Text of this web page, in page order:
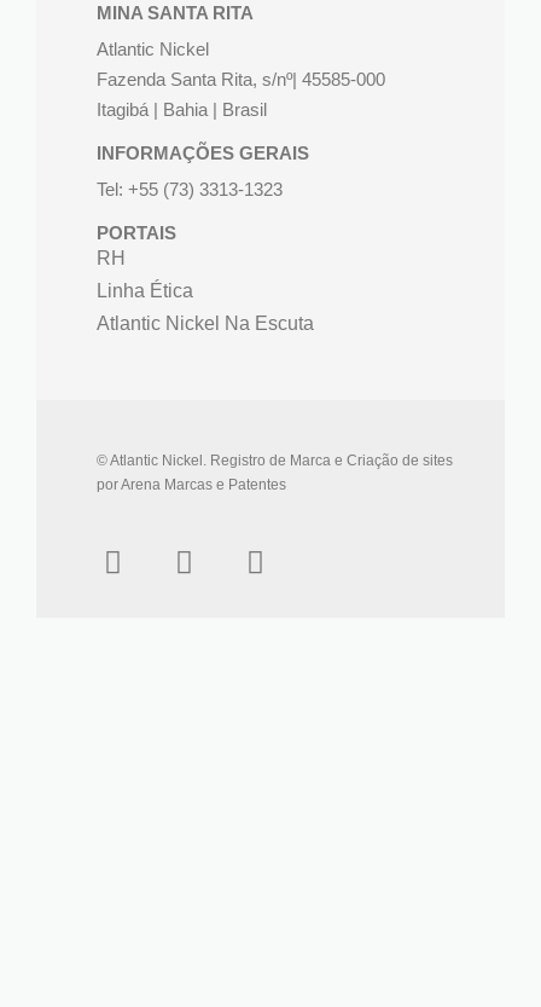
MINA SANTA RITA
Atlantic Nickel
Fazenda Santa Rita, s/nº| 45585-000
Itagibá | Bahia | Brasil
INFORMAÇÕES GERAIS
Tel: +55 (73) 3313-1323
PORTAIS
RH
Linha Ética
Atlantic Nickel Na Escuta
© Atlantic Nickel. Registro de Marca e Criação de sites
por Arena Marcas e Patentes